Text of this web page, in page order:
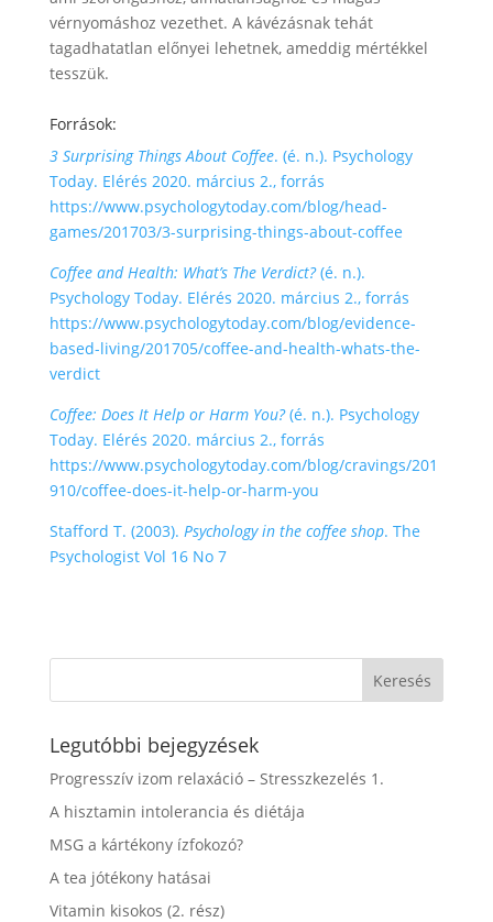
vérnyomáshoz vezethet. A kávézásnak tehát
tagadhatatlan előnyei lehetnek, ameddig mértékkel
tesszük.
Források:
3 Surprising Things About Coffee. (é. n.). Psychology
Today. Elérés 2020. március 2., forrás
https://www.psychologytoday.com/blog/head-
games/201703/3-surprising-things-about-coffee
Coffee and Health: What’s The Verdict?(é. n.).
Psychology Today. Elérés 2020. március 2., forrás
https://www.psychologytoday.com/blog/evidence-
based-living/201705/coffee-and-health-whats-the-
verdict
Coffee: Does It Help or Harm You?(é. n.). Psychology
Today. Elérés 2020. március 2., forrás
https://www.psychologytoday.com/blog/cravings/201
910/coffee-does-it-help-or-harm-you
Stafford T. (2003). Psychology in the coffee shop. The
Psychologist Vol 16 No 7
Legutóbbi bejegyzések
Progresszív izom relaxáció – Stresszkezelés 1.
A hisztamin intolerancia és diétája
MSG a kártékony ízfokozó?
A tea jótékony hatásai
Vitamin kisokos (2. rész)